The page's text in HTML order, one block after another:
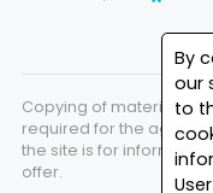
Copying of materials is
required for the agreed
the site is for
offer.
By
our
to